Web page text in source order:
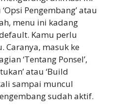
Pengembang’ atau
menu ini kadang
Kamu perlu
Caranya, masuk ke
‘Tentang Ponsel’,
atau ‘Build
sampai muncul
sudah aktif.